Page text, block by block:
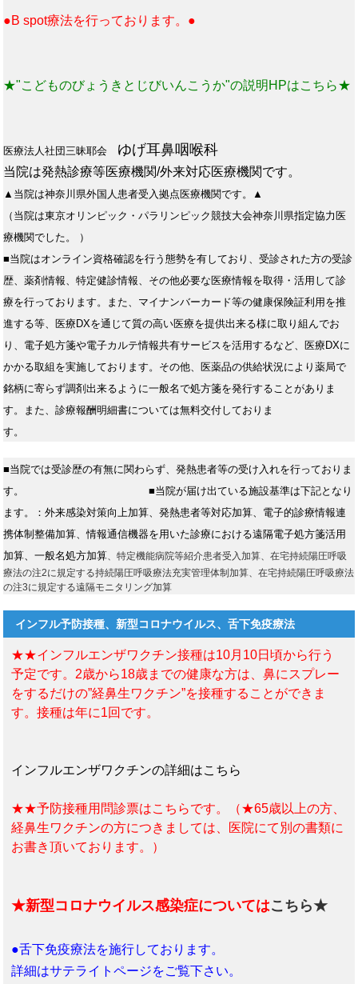
●B spot療法を行っております。●
★"こどものびょうきとじびいんこうか"の説明HPはこちら★
医療法人社団三昧耶会 ゆげ耳鼻咽喉科
当院は発熱診療等医療機関/外来対応医療機関です。
▲当院は神奈川県外国人患者受入拠点医療機関です。▲
（当院は東京オリンピック・パラリンピック競技大会神奈川県指定協力医
療機関でした。 ）
■当院はオンライン資格確認を行う態勢を有しており、受診された方の受診
歴、薬剤情報、特定健診情報、その他必要な医療情報を取得・活用して診
療を行っております。また、マイナンバーカード等の健康保険証利用を推
進する等、医療DXを通じて質の高い医療を提供出来る様に取り組んでお
り、電子処方箋や電子カルテ情報共有サービスを活用するなど、医療DXに
かかる取組を実施しております。その他、医薬品の供給状況により薬局で
銘柄に寄らず調剤出来るように一般名で処方箋を発行することがありま
す。また、診療報酬明細書については無料交付しておりま
す。
■当院では受診歴の有無に関わらず、発熱患者等の受け入れを行っておりま
す。
■当院が届け出ている施設基準は下記となり
ます。：外来感染対策向上加算、発熱患者等対応加算、電子的診療情報連
携体制整備加算、情報通信機器を用いた診療における遠隔電子処方箋活用
加算、一般名処方加算、特定機能病院等紹介患者受入加算、在宅持続陽圧呼吸
療法の注2に規定する持続陽圧呼吸療法充実管理体制加算、在宅持続陽圧呼吸療法
の注3に規定する遠隔モニタリング加算
インフル予防接種、新型コロナウイルス、舌下免疫療法
★★インフルエンザワクチン接種は10月10日頃から行う
予定です。2歳から18歳までの健康な方は、鼻にスプレー
をするだけの”経鼻生ワクチン”を接種することができま
す。接種は年に1回です。
インフルエンザワクチンの詳細はこちら
★★予防接種用問診票はこちらです。（★65歳以上の方、
経鼻生ワクチンの方につきましては、医院にて別の書類に
お書き頂いております。）
★新型コロナウイルス感染症についてはこちら★
●舌下免疫療法を施行しております。
詳細はサテライトページをご覧下さい。